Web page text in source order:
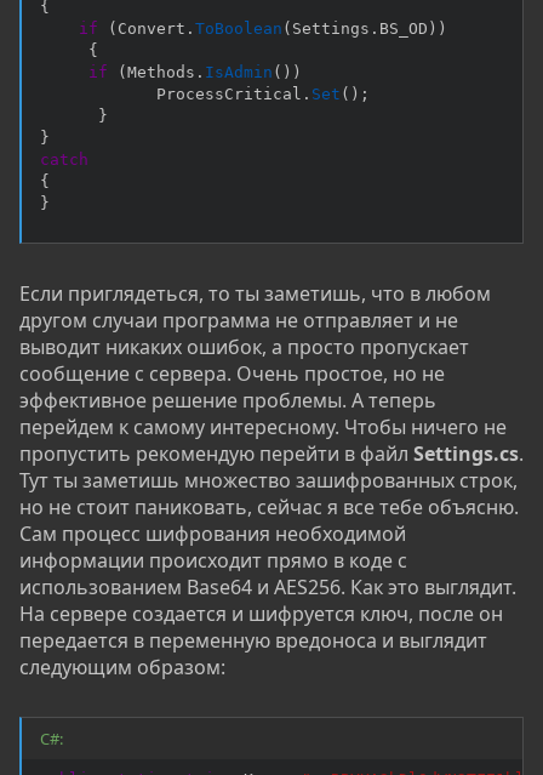
{
if
( Convert . ToBoolean ( Settings . BS_OD ) )
{
if
(Methods . IsAdmin ( ) )
            ProcessCritical
. Set ( ) ;
}
}
catch
{
}
Если приглядеться, то ты заметишь, что в любом
другом случаи программа не отправляет и не
выводит никаких ошибок, а просто пропускает
сообщение с сервера. Очень простое, но не
эффективное решение проблемы. А теперь
перейдем к самому интересному. Чтобы ничего не
пропустить рекомендую перейти в файл Settings.cs.
Тут ты заметишь множество зашифрованных строк,
но не стоит паниковать, сейчас я все тебе объясню.
Сам процесс шифрования необходимой
информации происходит прямо в коде с
использованием Base64 и AES256. Как это выглядит.
На сервере создается и шифруется ключ, после он
передается в переменную вредоноса и выглядит
следующим образом:
C#: